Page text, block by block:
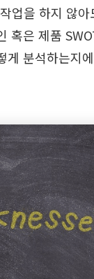
업을 하지 않
혹은 제품
분석하는지